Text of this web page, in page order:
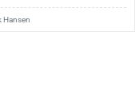
Hansen